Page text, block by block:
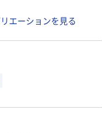
エーションを見る